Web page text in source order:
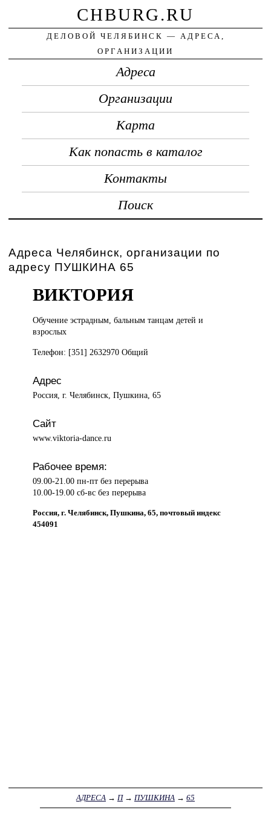
CHBURG.RU
ДЕЛОВОЙ ЧЕЛЯБИНСК — АДРЕСА,
ОРГАНИЗАЦИИ
Адреса
Организации
Карта
Как попасть в каталог
Контакты
Поиск
Адреса Челябинск, организации по
адресу ПУШКИНА 65
ВИКТОРИЯ
Обучение эстрадным,бальным танцам детей и
взрослых
Телефон: [351] 2632970 Общий
Адрес
Россия, г. Челябинск, Пушкина, 65
Сайт
www.viktoria-dance.ru
Рабочее время:
09.00-21.00 пн-пт без перерыва
10.00-19.00 сб-вс без перерыва
Россия, г. Челябинск, Пушкина, 65, почтовый индекс
454091
АДРЕСА → П→ ПУШКИНА → 65